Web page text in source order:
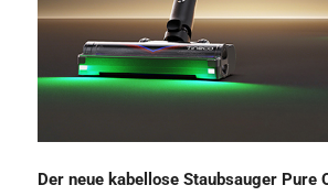
Der neue kabellose Staubsauger Pure